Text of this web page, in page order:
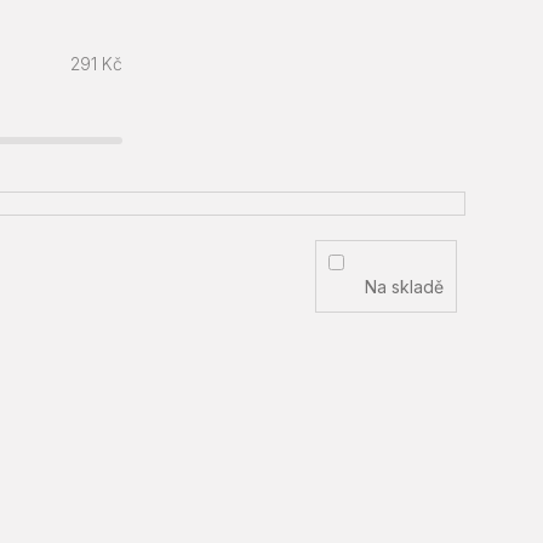
291 Kč
Na skladě